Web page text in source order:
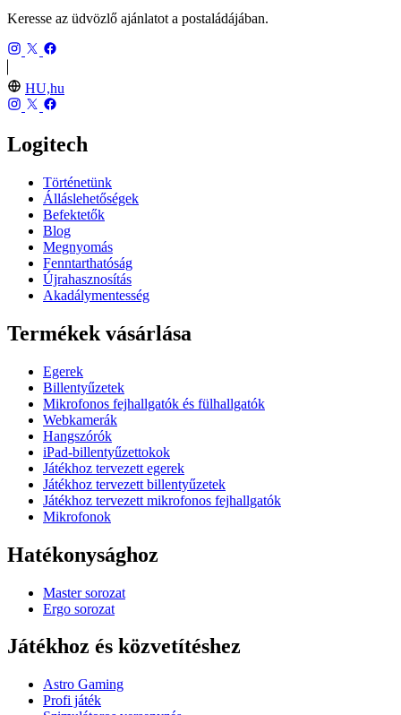
Keresse az üdvözlő ajánlatot a postaládájában.
HU,hu
Logitech
Történetünk
Álláslehetőségek
Befektetők
Blog
Megnyomás
Fenntarthatóság
Újrahasznosítás
Akadálymentesség
Termékek vásárlása
Egerek
Billentyűzetek
Mikrofonos fejhallgatók és fülhallgatók
Webkamerák
Hangszórók
iPad-billentyűzettokok
Játékhoz tervezett egerek
Játékhoz tervezett billentyűzetek
Játékhoz tervezett mikrofonos fejhallgatók
Mikrofonok
Hatékonysághoz
Master sorozat
Ergo sorozat
Játékhoz és közvetítéshez
Astro Gaming
Profi játék